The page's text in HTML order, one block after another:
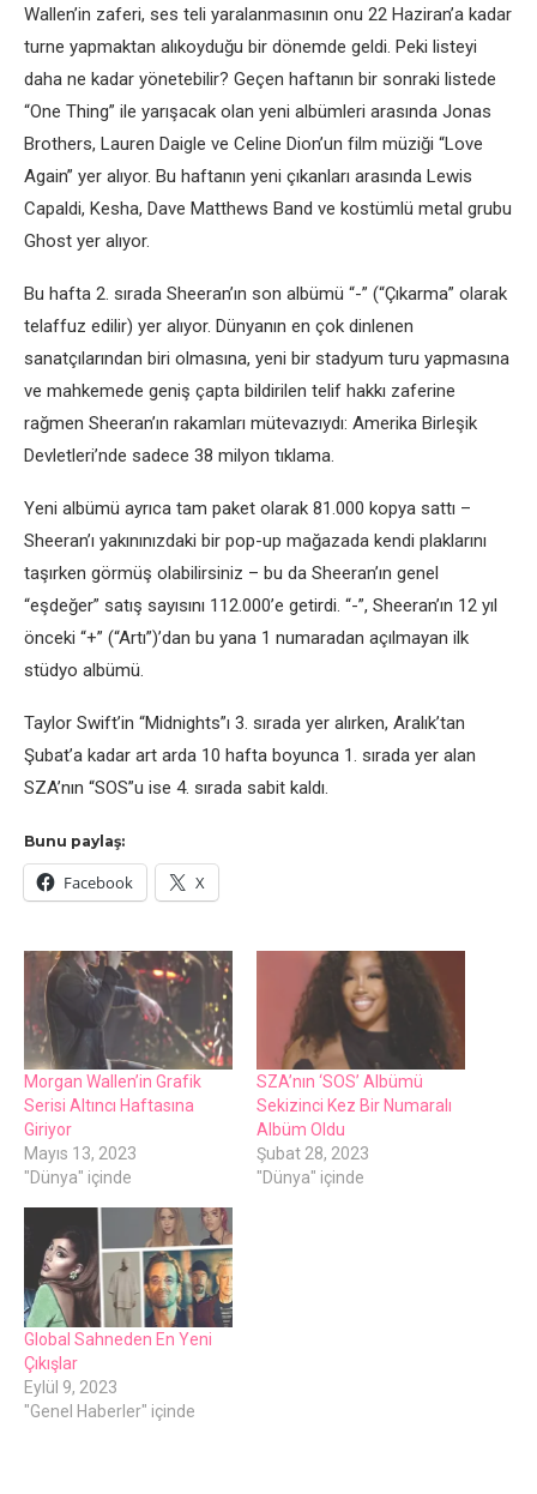
Wallen’in zaferi, ses teli yaralanmasının onu 22 Haziran’a kadar
turne yapmaktan alıkoyduğu bir dönemde geldi. Peki listeyi
daha ne kadar yönetebilir? Geçen haftanın bir sonraki listede
“One Thing” ile yarışacak olan yeni albümleri arasında Jonas
Brothers, Lauren Daigle ve Celine Dion’un film müziği “Love
Again” yer alıyor. Bu haftanın yeni çıkanları arasında Lewis
Capaldi, Kesha, Dave Matthews Band ve kostümlü metal grubu
Ghost yer alıyor.
Bu hafta 2. sırada Sheeran’ın son albümü “-” (“Çıkarma” olarak
telaffuz edilir) yer alıyor. Dünyanın en çok dinlenen
sanatçılarından biri olmasına, yeni bir stadyum turu yapmasına
ve mahkemede geniş çapta bildirilen telif hakkı zaferine
rağmen Sheeran’ın rakamları mütevazıydı: Amerika Birleşik
Devletleri’nde sadece 38 milyon tıklama.
Yeni albümü ayrıca tam paket olarak 81.000 kopya sattı –
Sheeran’ı yakınınızdaki bir pop-up mağazada kendi plaklarını
taşırken görmüş olabilirsiniz – bu da Sheeran’ın genel
“eşdeğer” satış sayısını 112.000’e getirdi. “-”, Sheeran’ın 12 yıl
önceki “+” (“Artı”)’dan bu yana 1 numaradan açılmayan ilk
stüdyo albümü.
Taylor Swift’in “Midnights”ı 3. sırada yer alırken, Aralık’tan
Şubat’a kadar art arda 10 hafta boyunca 1. sırada yer alan
SZA’nın “SOS”u ise 4. sırada sabit kaldı.
Bunu paylaş:
Facebook X
Morgan Wallen’in Grafik
Serisi Altıncı Haftasına
Giriyor
Mayıs 13, 2023
"Dünya" içinde
SZA’nın ‘SOS’ Albümü
Sekizinci Kez Bir Numaralı
Albüm Oldu
Şubat 28, 2023
"Dünya" içinde
Global Sahneden En Yeni
Çıkışlar
Eylül 9, 2023
"Genel Haberler" içinde